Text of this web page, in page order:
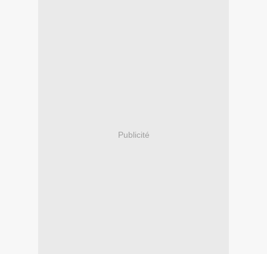
Publicité